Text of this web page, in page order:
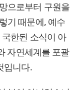
으로부터 구원을
기 때문에, 예수
국한된 소식이 아
자연세계를 포괄
입니다.